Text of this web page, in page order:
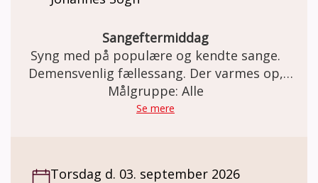
kl. 16-18. Da vi nogle gange tager på
udflugter er det en god idé at ringe til en af
kontaktpersonerne, inden du dukker op som
ny, så du er sikker på, om vi er der.
Mødestedet holder til hos Ajax København,
Sangeftermiddag
Syng med på populære og kendte sange.
Demensvenlig fællessang. Der varmes op,
inden vi synger (om årstiderne, glæder,
sorger, naturen, og meget mere i selskab)
Målgruppe: Alle
Se mere
Torsdag d. 03. september 2026